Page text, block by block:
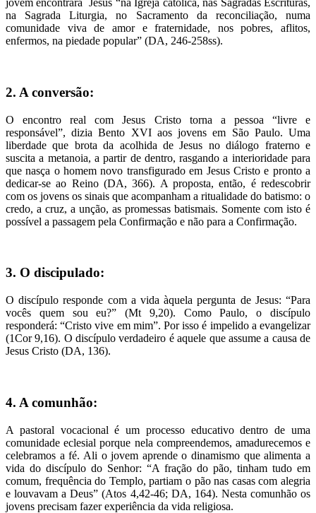
jovem encontrará Jesus “na Igreja católica, nas Sagradas Escrituras,
na Sagrada Liturgia, no Sacramento da reconciliação, numa
comunidade viva de amor e fraternidade, nos pobres, aflitos,
enfermos, na piedade popular” (DA, 246-258ss).
2. A conversão:
O encontro real com Jesus Cristo torna a pessoa “livre e
responsável”, dizia Bento XVI aos jovens em São Paulo. Uma
liberdade que brota da acolhida de Jesus no diálogo fraterno e
suscita a metanoia, a partir de dentro, rasgando a interioridade para
que nasça o homem novo transfigurado em Jesus Cristo e pronto a
dedicar-se ao Reino (DA, 366). A proposta, então, é redescobrir
com os jovens os sinais que acompanham a ritualidade do batismo: o
credo, a cruz, a unção, as promessas batismais. Somente com isto é
possível a passagem pela Confirmação e não para a Confirmação.
3. O discipulado:
O discípulo responde com a vida àquela pergunta de Jesus: “Para
vocês quem sou eu?” (Mt 9,20). Como Paulo, o discípulo
responderá: “Cristo vive em mim”. Por isso é impelido a evangelizar
(1Cor 9,16). O discípulo verdadeiro é aquele que assume a causa de
Jesus Cristo (DA, 136).
4. A comunhão:
A pastoral vocacional é um processo educativo dentro de uma
comunidade eclesial porque nela compreendemos, amadurecemos e
celebramos a fé. Ali o jovem aprende o dinamismo que alimenta a
vida do discípulo do Senhor: “A fração do pão, tinham tudo em
comum, frequência do Templo, partiam o pão nas casas com alegria
e louvavam a Deus” (Atos 4,42-46; DA, 164). Nesta comunhão os
jovens precisam fazer experiência da vida religiosa.